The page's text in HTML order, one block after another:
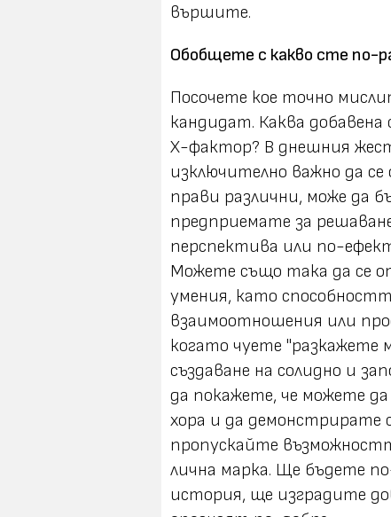
вършите.
Обобщете с какво сте по-
Посочете кое точно
кандидат. Каква
Х-фактор? В днешния
изключително важно да
прави различни, може да
предприемате за
перспектива или по-
Можете също така да се
умения, като
взаимоотношения или
когато чуете "разкажете
създаване на солидно и
да покажете, че можете
хора и да демонстрирате
пропускайте
лична марка. Ще бъдете
история, ще изградите